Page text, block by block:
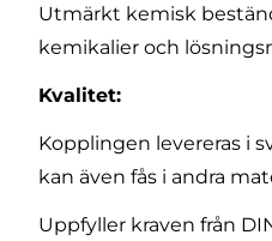
Utmärkt kemisk
kemikalier och
Kvalitet:
Kopplingen levereras i
kan även fås i andra
Uppfyller kraven från